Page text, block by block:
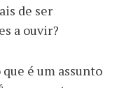
de ser
a ouvir?
que é um assunto